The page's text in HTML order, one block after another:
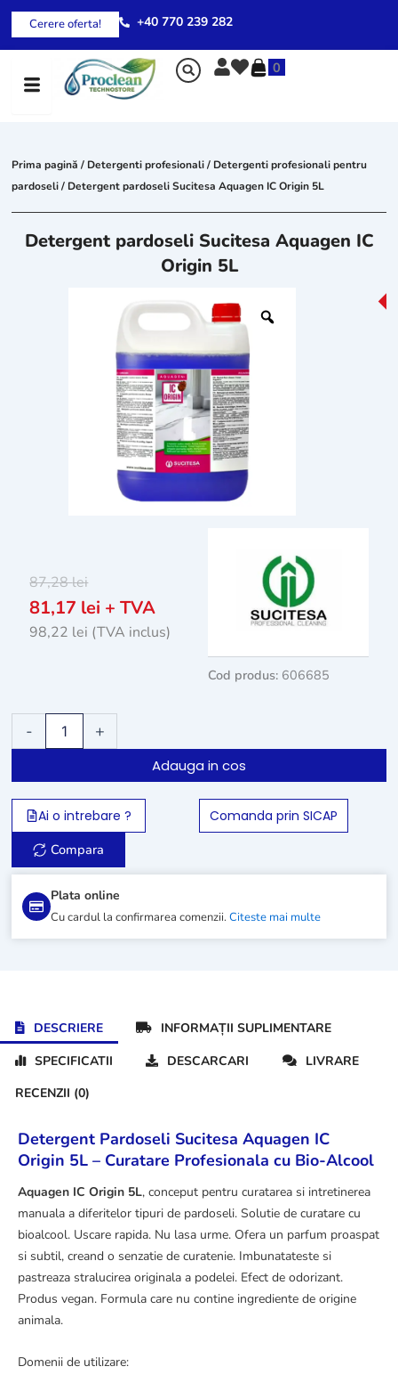
Skip
content
Cerere oferta! +40 770 239 282
0
Prima pagină / Detergenti profesionali/ Detergenti profesionali pentru
pardoseli/ Detergent pardoseli Sucitesa Aquagen IC Origin 5L
Plata online
Cu cardul la confirmarea comenzii.Citeste mai multe
Detergent pardoseli Sucitesa Aquagen IC
Origin 5L
87,28lei
81,17 lei + TVA
98,22 lei (TVA inclus)
Cod produs: 606685
-
Detergent
Origin
+
Adauga in cos
Ai o intrebare ?
Comanda prin SICAP
Compara
DESCRIERE
INFORMAȚII SUPLIMENTARE
SPECIFICATII
DESCARCARI
LIVRARE
RECENZII (0)
Detergent Pardoseli Sucitesa Aquagen IC
Origin 5L – Curatare Profesionala cu Bio-Alcool
Aquagen IC Origin 5L, conceput pentru curatarea si intretinerea
manuala a diferitelor tipuri de pardoseli. Solutie de curatare cu
bioalcool. Uscare rapida. Nu lasa urme. Ofera un parfum proaspat
si subtil, creand o senzatie de curatenie. Imbunatateste si
pastreaza stralucirea originala a podelei. Efect de odorizant.
Produs vegan. Formula care nu contine ingrediente de origine
animala.
Domenii de utilizare: